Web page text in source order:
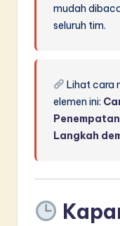
mudah
seluruh tim.
Lihat cara
elemen ini:
Langkah